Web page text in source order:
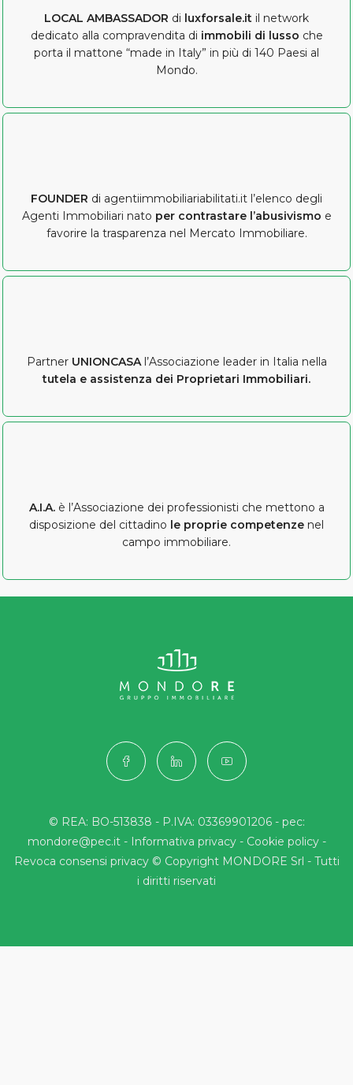
LOCAL AMBASSADOR di luxforsale.it il network
dedicato alla compravendita di immobili di lusso che
porta il mattone “made in Italy” in più di 140 Paesi al
Mondo.
FOUNDER di agentiimmobiliariabilitati.it l’elenco degli
Agenti Immobiliari nato per contrastare l’abusivismo e
favorire la trasparenza nel Mercato Immobiliare.
Partner UNIONCASAl’Associazione leader in Italia nella
tutela e assistenza dei Proprietari Immobiliari.
A.I.A.è l’Associazione dei professionisti che mettono a
disposizione del cittadino le proprie competenze nel
campo immobiliare.
© REA: BO-513838 - P.IVA: 03369901206 - pec:
mondore@pec.it - Informativa privacy- Cookie policy-
Revoca consensi privacy© Copyright MONDORE Srl - Tutti
i diritti riservati